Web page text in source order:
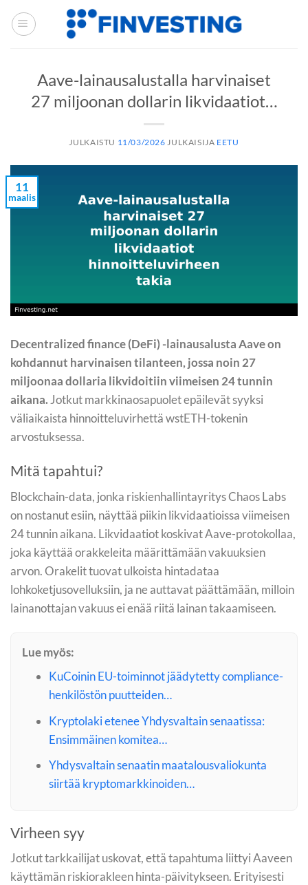
Siirry
sisältöön
Aave-lainausalustalla harvinaiset
27 miljoonan dollarin likvidaatiot…
JULKAISTU 11/03/2026 JULKAISIJA EETU
11
maalis
Decentralized finance (DeFi) -lainausalusta Aave on
kohdannut harvinaisen tilanteen, jossa noin 27
miljoonaa dollaria likvidoitiin viimeisen 24 tunnin
aikana. Jotkut markkinaosapuolet epäilevät syyksi
väliaikaista hinnoitteluvirhettä wstETH-tokenin
arvostuksessa.
Mitä tapahtui?
Blockchain-data, jonka riskienhallintayritys Chaos Labs
on nostanut esiin, näyttää piikin likvidaatioissa viimeisen
24 tunnin aikana. Likvidaatiot koskivat Aave-protokollaa,
joka käyttää orakkeleita määrittämään vakuuksien
arvon. Orakelit tuovat ulkoista hintadataa
lohkoketjusovelluksiin, ja ne auttavat päättämään, milloin
lainanottajan vakuus ei enää riitä lainan takaamiseen.
Lue myös:
KuCoinin EU-toiminnot jäädytetty compliance-
henkilöstön puutteiden…
Kryptolaki etenee Yhdysvaltain senaatissa:
Ensimmäinen komitea…
Yhdysvaltain senaatin maatalousvaliokunta
siirtää kryptomarkkinoiden…
Virheen syy
Jotkut tarkkailijat uskovat, että tapahtuma liittyi Aaveen
käyttämän riskiorakleen hinta-päivitykseen. Erityisesti